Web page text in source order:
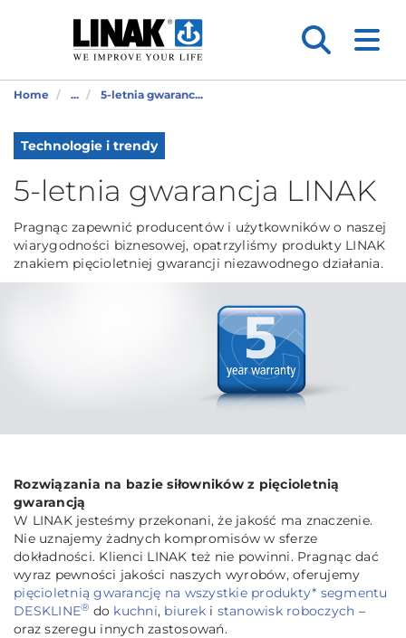
Home ... 5-letnia gwaranc...
Technologie i trendy
5-letnia gwarancja LINAK
Pragnąc zapewnić producentów i użytkowników o naszej
wiarygodności biznesowej, opatrzyliśmy produkty LINAK
znakiem pięcioletniej gwarancji niezawodnego działania.
Rozwiązania na bazie siłowników z pięcioletnią
gwarancją
W LINAK jesteśmy przekonani, że jakość ma znaczenie.
Nie uznajemy żadnych kompromisów w sferze
dokładności. Klienci LINAK też nie powinni. Pragnąc dać
wyraz pewności jakości naszych wyrobów, oferujemy
pięcioletnią gwarancję na wszystkie produkty* segmentu
DESKLINE® do kuchni, biureki stanowisk roboczych –
oraz szeregu innych zastosowań.